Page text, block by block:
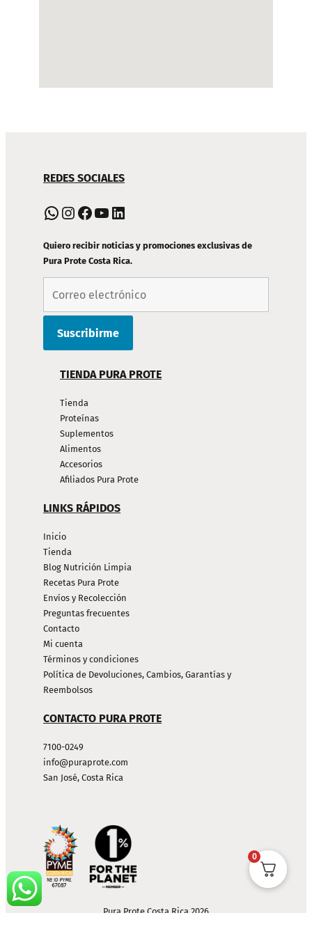
DE
PIE
PÁGINA
REDES SOCIALES
WhatsApp Instagram Facebook YouTube LinkedIn
Quiero recibir noticias y promociones exclusivas de
Pura Prote Costa Rica.
TIENDA PURA PROTE
Tienda
Proteínas
Suplementos
Alimentos
Accesorios
Afiliados Pura Prote
LINKS RÁPIDOS
Inicio
Tienda
Blog Nutrición Limpia
Recetas Pura Prote
Envíos y Recolección
Preguntas frecuentes
Contacto
Mi cuenta
Términos y condiciones
Política de Devoluciones, Cambios, Garantías y
Reembolsos
CONTACTO PURA PROTE
7100-0249
info@puraprote.com
San José, Costa Rica
Pura Prote Costa Rica 2026
0